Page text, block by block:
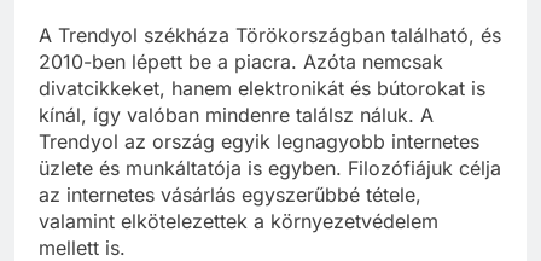
A Trendyol székháza Törökországban található, és
2010-ben lépett be a piacra. Azóta nemcsak
divatcikkeket, hanem elektronikát és bútorokat is
kínál, így valóban mindenre találsz náluk. A
Trendyol az ország egyik legnagyobb internetes
üzlete és munkáltatója is egyben. Filozófiájuk célja
az internetes vásárlás egyszerűbbé tétele,
valamint elkötelezettek a környezetvédelem
mellett is.